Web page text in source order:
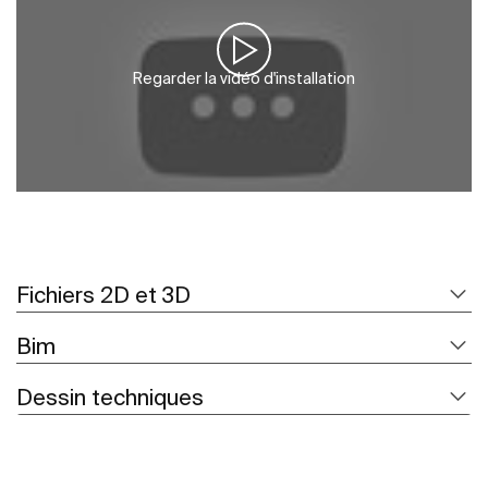
Regarder la vidéo d'installation
Fichiers 2D et 3D
Bim
Dessin techniques